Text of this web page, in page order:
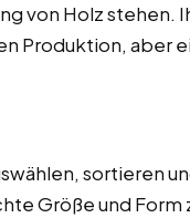
von Holz stehen.
Produktion, aber
sortieren
Größe und Form